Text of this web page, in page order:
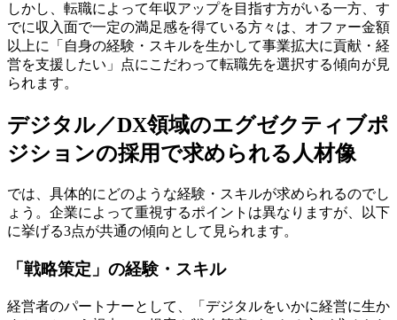
しかし、転職によって年収アップを目指す方がいる一方、す
でに収入面で一定の満足感を得ている方々は、オファー金額
以上に「自身の経験・スキルを生かして事業拡大に貢献・経
営を支援したい」点にこだわって転職先を選択する傾向が見
られます。
デジタル／DX領域のエグゼクティブポ
ジションの採用で求められる人材像
では、具体的にどのような経験・スキルが求められるのでし
ょう。企業によって重視するポイントは異なりますが、以下
に挙げる3点が共通の傾向として見られます。
「戦略策定」の経験・スキル
経営者のパートナーとして、「デジタルをいかに経営に生か